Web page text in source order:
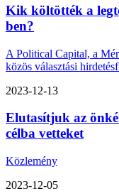
Kik költötték a
ben?
A Political Capital, a
közös választási
2023-12-13
Elutasítjuk az
célba vetteket
Közlemény
2023-12-05